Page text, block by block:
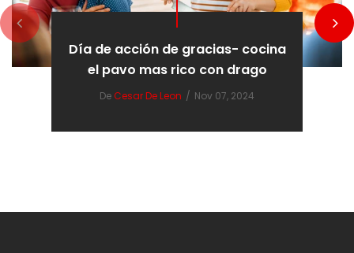
Día de acción de gracias- cocina
el pavo mas rico con drago
De Cesar De Leon / Nov 07, 2024